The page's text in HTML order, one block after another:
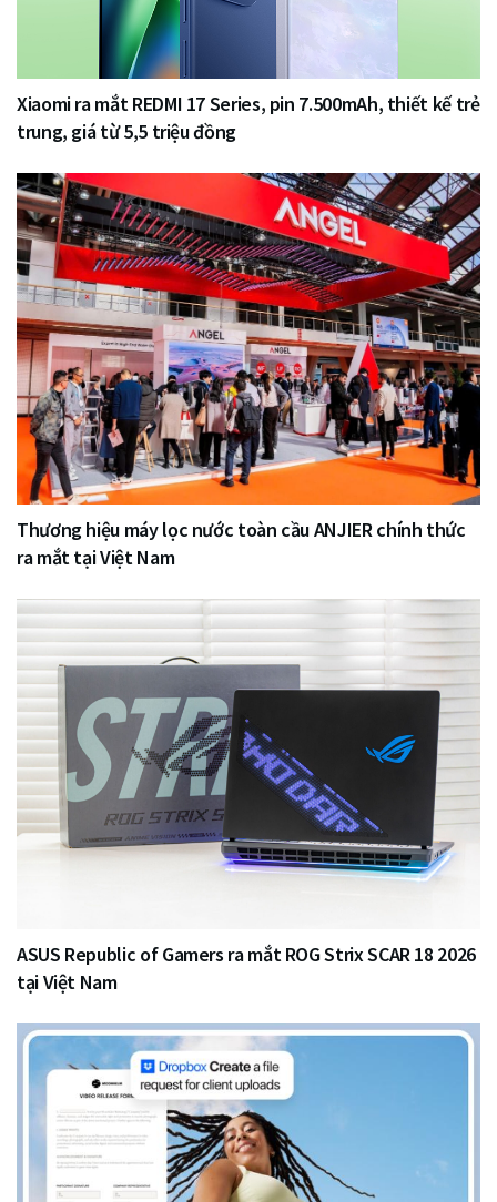
Xiaomi ra mắt REDMI 17 Series, pin 7.500mAh, thiết kế trẻ
trung, giá từ 5,5 triệu đồng
Thương hiệu máy lọc nước toàn cầu ANJIER chính thức
ra mắt tại Việt Nam
ASUS Republic of Gamers ra mắt ROG Strix SCAR 18 2026
tại Việt Nam